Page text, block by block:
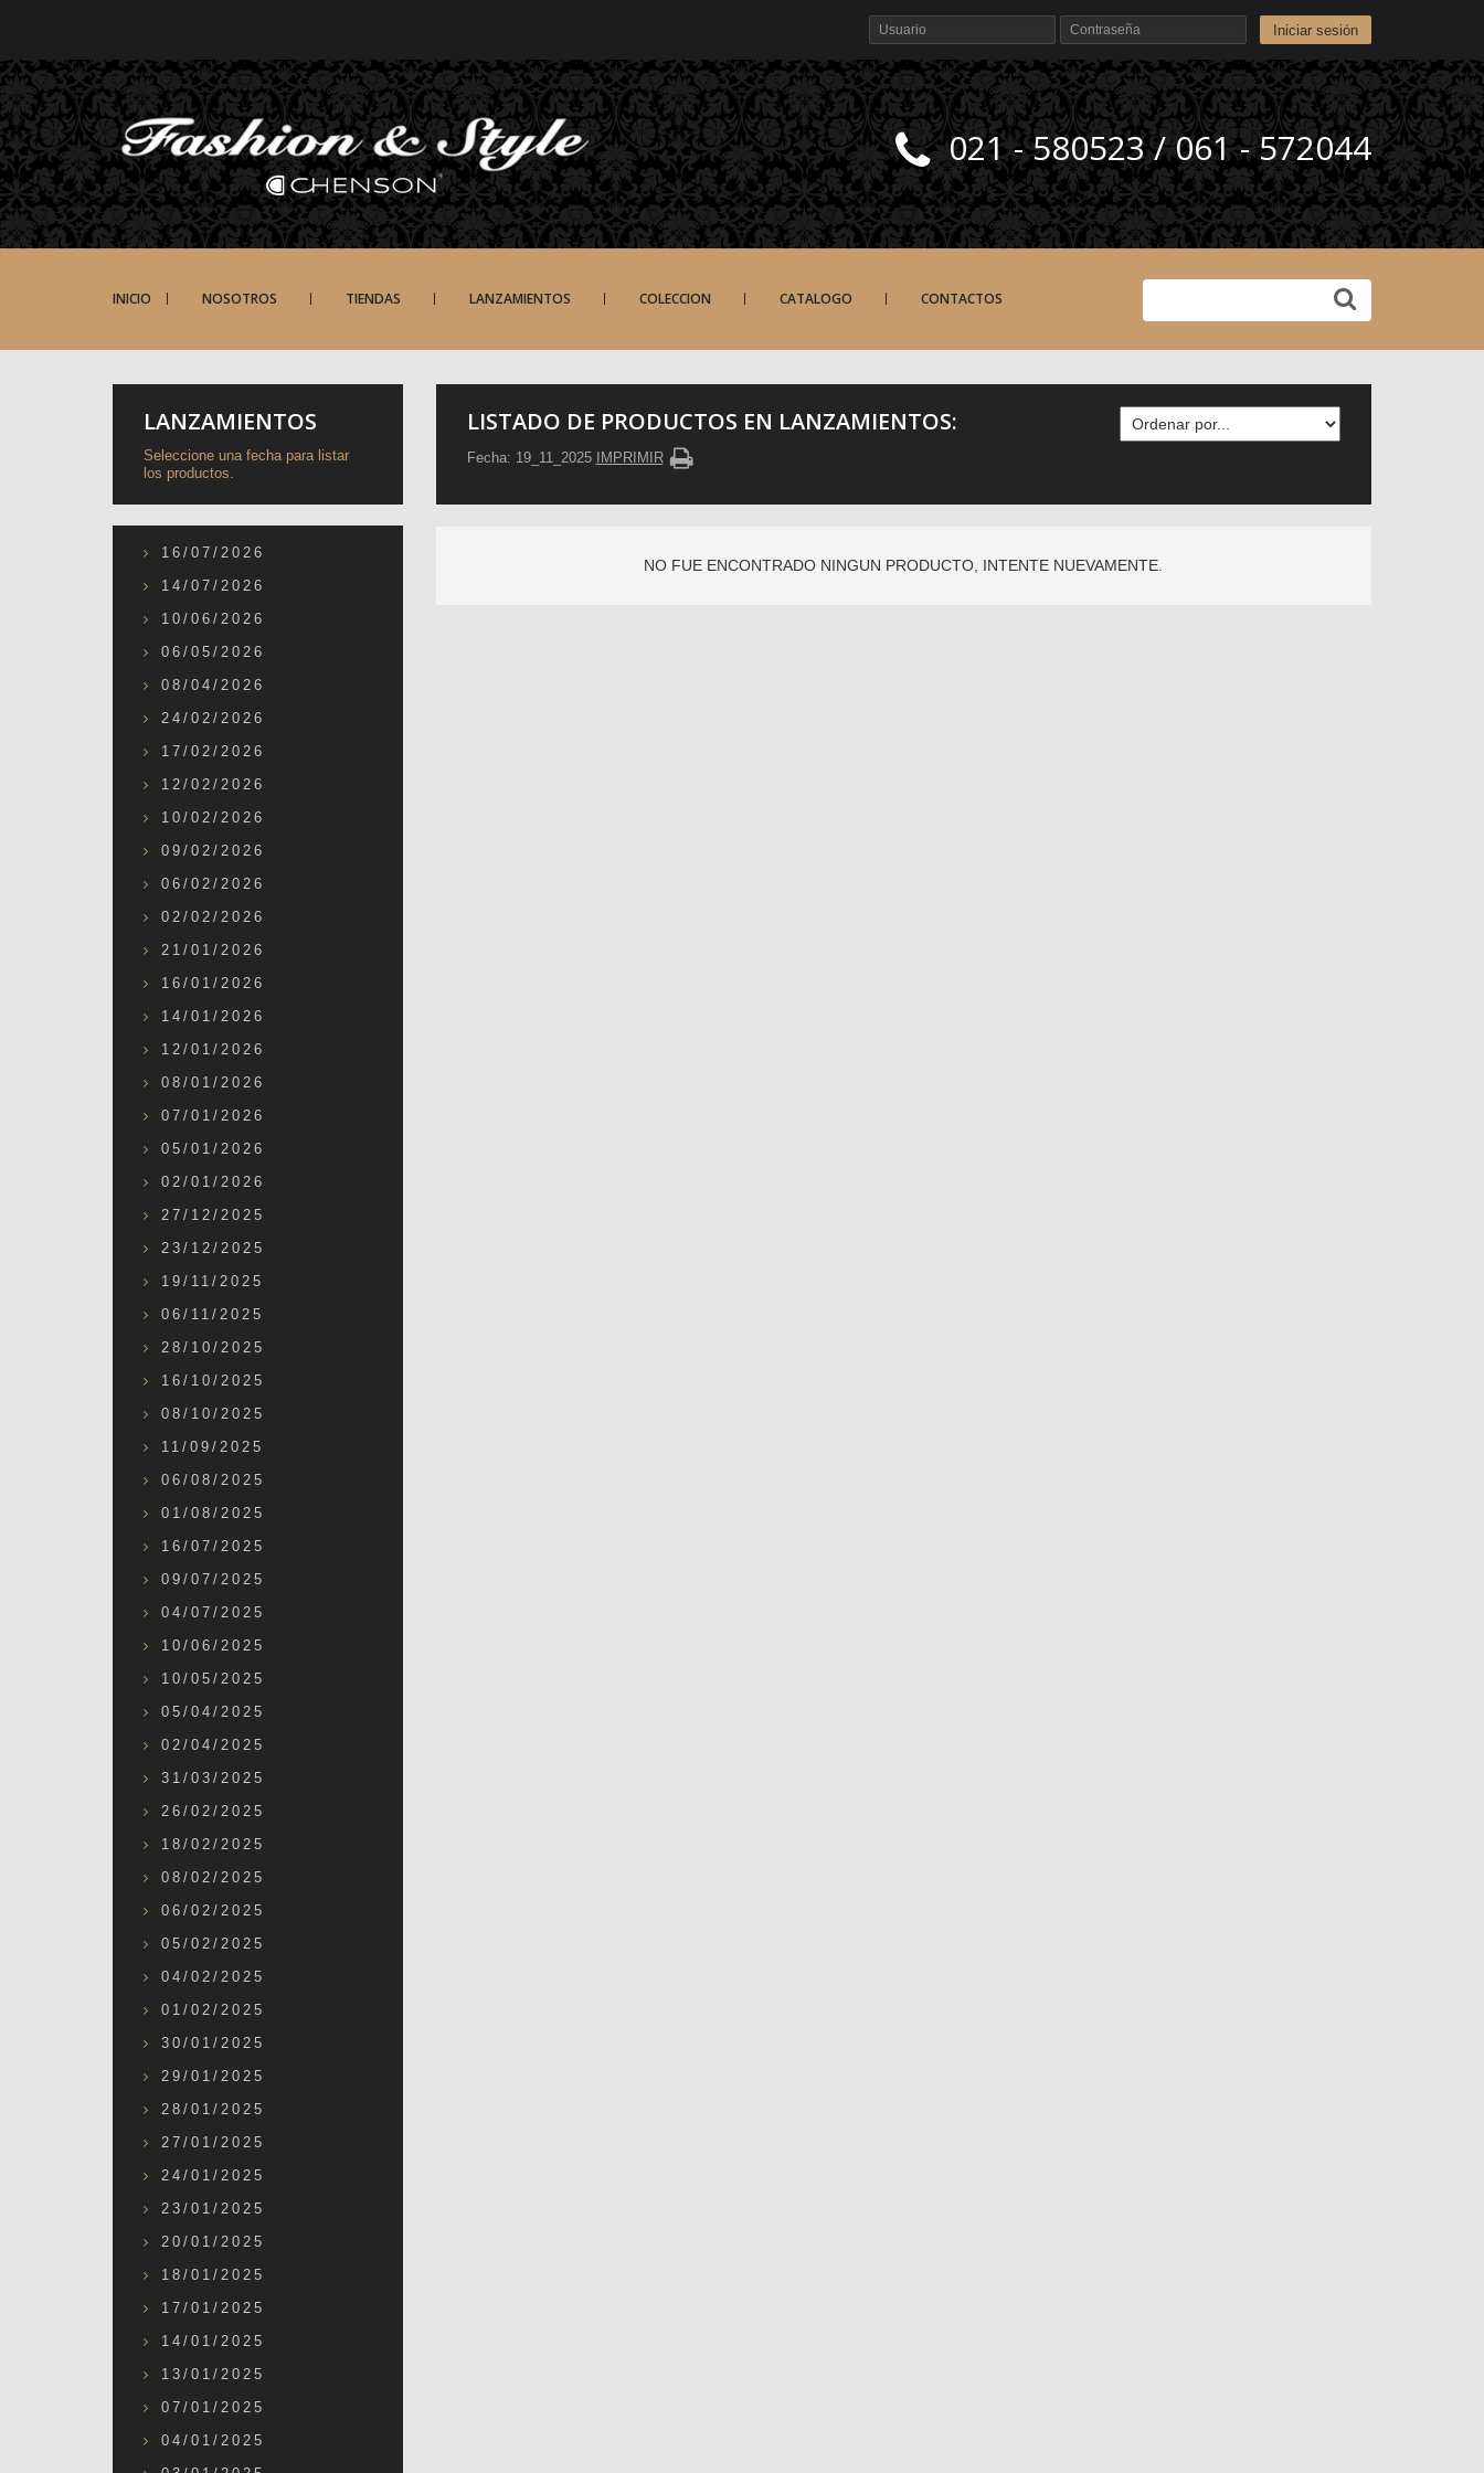
Iniciar sesión
021 - 580523 / 061 - 572044
INICIO NOSOTROS TIENDAS LANZAMIENTOS COLECCION CATALOGO CONTACTOS
LANZAMIENTOS
Seleccione una fecha para listar
los productos.
16/07/2026
14/07/2026
10/06/2026
06/05/2026
08/04/2026
24/02/2026
17/02/2026
12/02/2026
10/02/2026
09/02/2026
06/02/2026
02/02/2026
21/01/2026
16/01/2026
14/01/2026
12/01/2026
08/01/2026
07/01/2026
05/01/2026
02/01/2026
27/12/2025
23/12/2025
19/11/2025
06/11/2025
28/10/2025
16/10/2025
08/10/2025
11/09/2025
06/08/2025
01/08/2025
16/07/2025
09/07/2025
04/07/2025
10/06/2025
10/05/2025
05/04/2025
02/04/2025
31/03/2025
26/02/2025
18/02/2025
08/02/2025
06/02/2025
05/02/2025
04/02/2025
01/02/2025
30/01/2025
29/01/2025
28/01/2025
27/01/2025
24/01/2025
23/01/2025
20/01/2025
18/01/2025
17/01/2025
14/01/2025
13/01/2025
07/01/2025
04/01/2025
LISTADO DE PRODUCTOS EN LANZAMIENTOS:
Fecha: 19_11_2025 IMPRIMIR
NO FUE ENCONTRADO NINGUN PRODUCTO, INTENTE NUEVAMENTE.